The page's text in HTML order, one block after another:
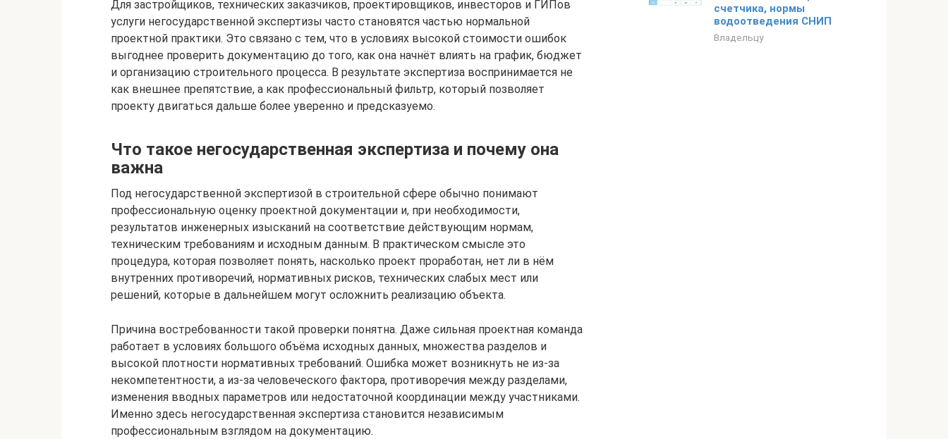
Для застройщиков, технических заказчиков, проектировщиков, инвесторов и ГИПов
услуги негосударственной экспертизы часто становятся частью нормальной
проектной практики. Это связано с тем, что в условиях высокой стоимости ошибок
выгоднее проверить документацию до того, как она начнёт влиять на график, бюджет
и организацию строительного процесса. В результате экспертиза воспринимается не
как внешнее препятствие, а как профессиональный фильтр, который позволяет
проекту двигаться дальше более уверенно и предсказуемо.
Что такое негосударственная экспертиза и почему она
важна
Под негосударственной экспертизой в строительной сфере обычно понимают
профессиональную оценку проектной документации и, при необходимости,
результатов инженерных изысканий на соответствие действующим нормам,
техническим требованиям и исходным данным. В практическом смысле это
процедура, которая позволяет понять, насколько проект проработан, нет ли в нём
внутренних противоречий, нормативных рисков, технических слабых мест или
решений, которые в дальнейшем могут осложнить реализацию объекта.
Причина востребованности такой проверки понятна. Даже сильная проектная команда
работает в условиях большого объёма исходных данных, множества разделов и
высокой плотности нормативных требований. Ошибка может возникнуть не из-за
некомпетентности, а из-за человеческого фактора, противоречия между разделами,
изменения вводных параметров или недостаточной координации между участниками.
Именно здесь негосударственная экспертиза становится независимым
профессиональным взглядом на документацию.
счетчика, нормы
водоотведения СНИП
Владельцу